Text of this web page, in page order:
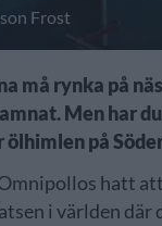
Frost
må rynka på
Men har
ölhimlen på
hatt
i världen